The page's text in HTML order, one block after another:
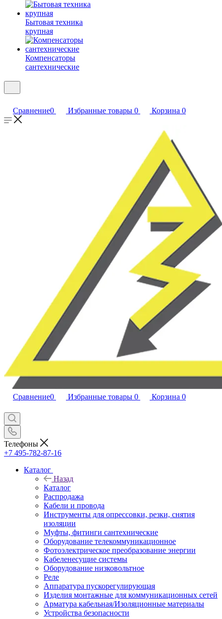
Бытовая техника
крупная
Компенсаторы
сантехнические
Сравнение0 Избранные товары 0 Корзина 0
Сравнение0 Избранные товары 0 Корзина 0
Телефоны
+7 495-782-87-16
Каталог
Назад
Каталог
Распродажа
Кабели и провода
Инструменты для опрессовки, резки, снятия
изоляции
Муфты, фитинги сантехнические
Оборудование телекоммуникационное
Фотоэлектрическое преобразование энергии
Кабеленесущие системы
Оборудование низковольтное
Реле
Аппаратура пускорегулирующая
Изделия монтажные для коммуникационных сетей
Арматура кабельная/Изоляционные материалы
Устройства безопасности